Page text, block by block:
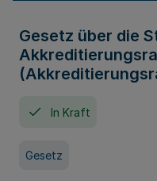
Gesetz über die
In Kraft
Gesetz